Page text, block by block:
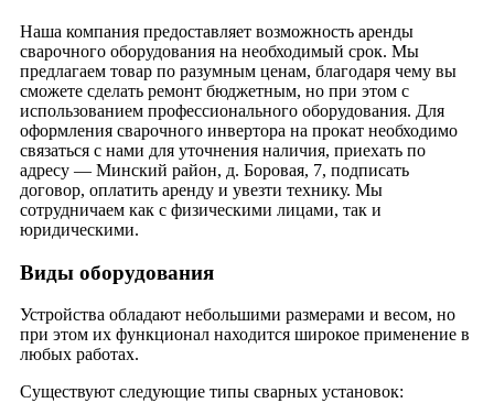
Наша компания предоставляет возможность аренды
сварочного оборудования на необходимый срок. Мы
предлагаем товар по разумным ценам, благодаря чему вы
сможете сделать ремонт бюджетным, но при этом с
использованием профессионального оборудования. Для
оформления сварочного инвертора на прокат необходимо
связаться с нами для уточнения наличия, приехать по
адресу — Минский район, д. Боровая, 7, подписать
договор, оплатить аренду и увезти технику. Мы
сотрудничаем как с физическими лицами, так и
юридическими.
Виды оборудования
Устройства обладают небольшими размерами и весом, но
при этом их функционал находится широкое применение в
любых работах.
Существуют следующие типы сварных установок: